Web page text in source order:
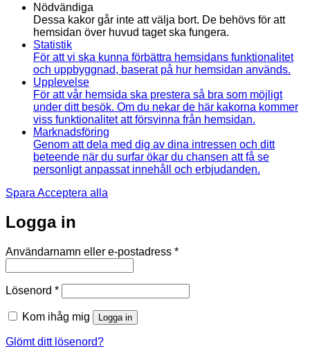
Nödvändiga
Dessa kakor går inte att välja bort. De behövs för att
hemsidan över huvud taget ska fungera.
Statistik
För att vi ska kunna förbättra hemsidans funktionalitet
och uppbyggnad, baserat på hur hemsidan används.
Upplevelse
För att vår hemsida ska prestera så bra som möjligt
under ditt besök. Om du nekar de här kakorna kommer
viss funktionalitet att försvinna från hemsidan.
Marknadsföring
Genom att dela med dig av dina intressen och ditt
beteende när du surfar ökar du chansen att få se
personligt anpassat innehåll och erbjudanden.
Spara Acceptera alla
Logga in
Användarnamn eller e-postadress *Obligatoriskt
Lösenord *Obligatoriskt
Kom ihåg mig Logga in
Glömt ditt lösenord?